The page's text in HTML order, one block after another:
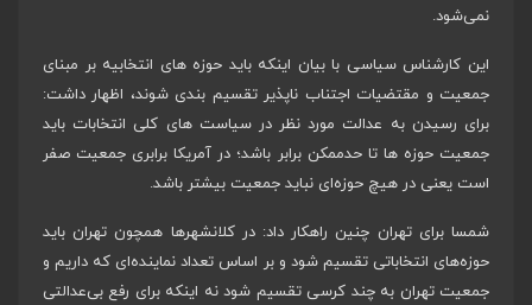
نمی‌شود.
این کارشناس سیاسی با بیان اینکه باید حوزه های انتخابیه بر مبنای
جمعیت و مقتضیات اجتناب ناپذیر تقسیم بندی شوند، اظهار داشت:
برای رسیدن به عدالت مورد نظر در سیاست های کلی انتخابات باید
جمعیت حوزه ها تا حدممکن برابر باشد؛ در آمریکا برابری جمعیت صفر
است یعنی در هیچ حوزه‌ای نباید جمعیت بیشتر باشد.
شمسا برای تهران چنین راهکار داد: در کلانشهرها همچون تهران باید
حوزه‌های انتخاباتی تقسیم شود و بر اساس تعداد نماینده‌ای که داریم و
جمعیت تهران به چند کرسی تقسیم شود نه اینکه برای رفع بی‌عدالتی